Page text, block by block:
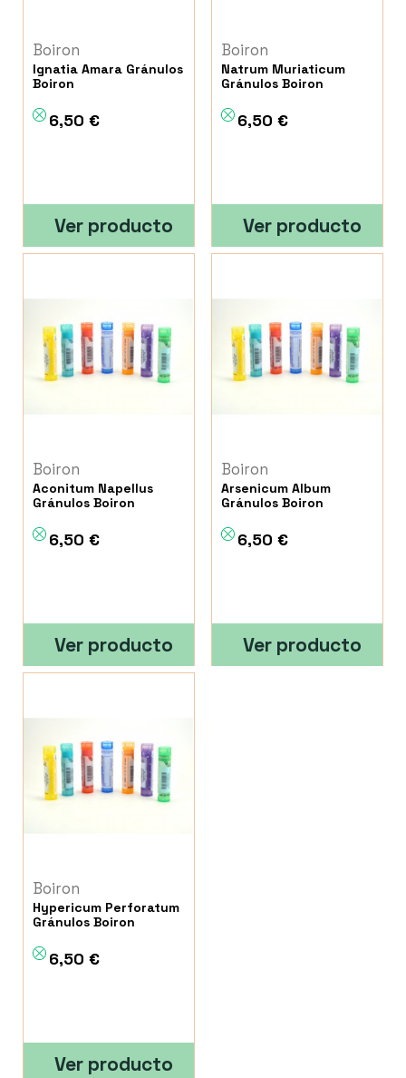
Boiron
Ignatia Amara Gránulos
Boiron
6,50 €
Ver producto
Boiron
Natrum Muriaticum
Gránulos Boiron
6,50 €
Ver producto
Boiron
Aconitum Napellus
Gránulos Boiron
6,50 €
Ver producto
Boiron
Arsenicum Album
Gránulos Boiron
6,50 €
Ver producto
Boiron
Hypericum Perforatum
Gránulos Boiron
6,50 €
Ver producto